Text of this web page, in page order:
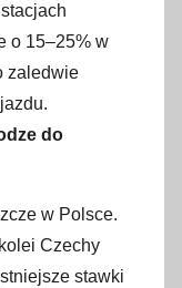
o 15–25% w
zaledwie
do
w Polsce.
Czechy
stawki